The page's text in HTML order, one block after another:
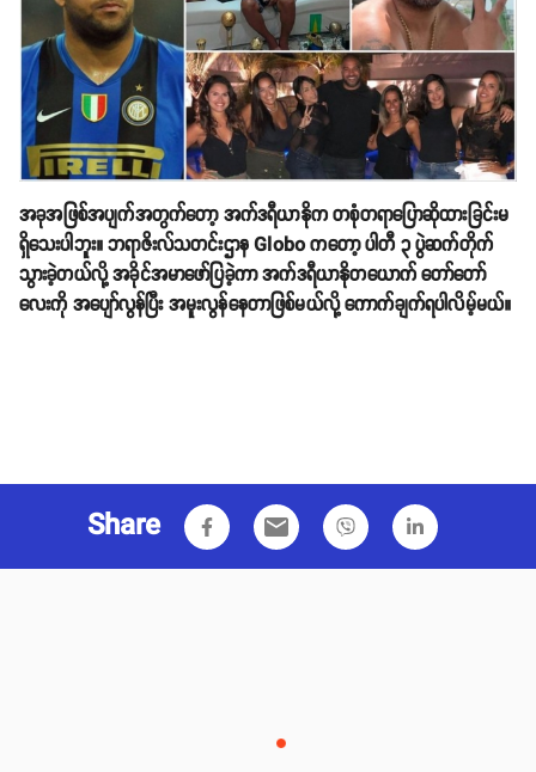
အခုအဖြစ်အပျက်အတွက်တော့ အက်ဒရီယာနိုက တစုံတရာပြောဆိုထားခြင်းမ
ရှိသေးပါဘူး။ ဘရာဇိးလ်သတင်းဌာန Globo ကတော့ ပါတီ ၃ ပွဲဆက်တိုက်
သွားခဲ့တယ်လို့ အခိုင်အမာဖော်ပြခဲ့ကာ အက်ဒရီယာနိုတယောက် တော်တော်
လေးကို အပျော်လွန်ပြီး အမူးလွန်နေတာဖြစ်မယ်လို့ ကောက်ချက်ရပါလိမ့်မယ်။
Share email